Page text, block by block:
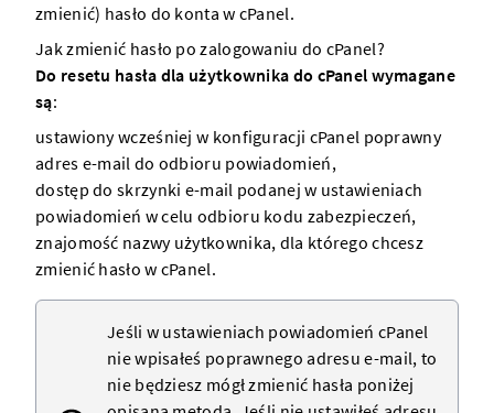
zmienić) hasło do konta w cPanel.
Jak zmienić hasło po zalogowaniu do cPanel?
Do resetu hasła dla użytkownika do cPanel wymagane
są:
ustawiony wcześniej w konfiguracji cPanel poprawny
adres e-mail do odbioru powiadomień,
dostęp do skrzynki e-mail podanej w ustawieniach
powiadomień w celu odbioru kodu zabezpieczeń,
znajomość nazwy użytkownika, dla którego chcesz
zmienić hasło w cPanel.
Jeśli w ustawieniach powiadomień cPanel
nie wpisałeś poprawnego adresu e-mail, to
nie będziesz mógł zmienić hasła poniżej